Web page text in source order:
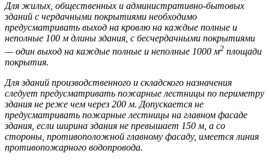
Для жилых, общественных и административно-бытовых
зданий с чердачными покрытиями необходимо
предусматривать выход на кровлю на каждые полные и
неполные 100 м длины здания, с бесчердачными покрытиями
— один выход на каждые полные и неполные 1000 м2 площади
покрытия.
Для зданий производственного и складского назначения
следует предусматривать пожарные лестницы по периметру
здания не реже чем через 200 м. Допускается не
предусматривать пожарные лестницы на главном фасаде
здания, если ширина здания не превышает 150 м, а со
стороны, противоположной главному фасаду, имеется линия
противопожарного водопровода.